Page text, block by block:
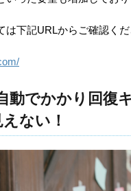
下記URLからご確認くだ
動でかかり回復
ない！